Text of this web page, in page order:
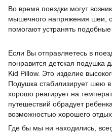
Во время поездки могут
мышечного напряжения шеи,
помогают устранять
Если Вы отправляетесь в
понравится детская подушка
Kid Pillow. Это изделие
Подушка стабилизирует шею
хорошо реагирует на
путешествий обрадует
возможностью хорошего
Где бы мы ни находились,